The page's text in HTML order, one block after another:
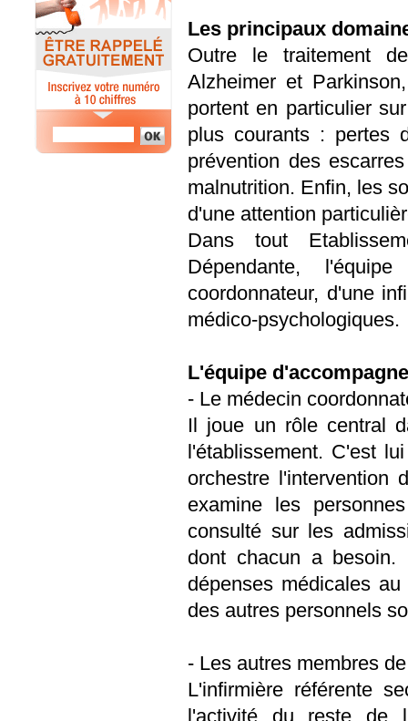
Les principaux
Outre le traitement
Alzheimer et
portent en particulier
plus courants : pertes
prévention des
malnutrition. Enfin, les
d'une attention
Dans tout
Dépendante,
coordonnateur, d'une
médico-psychologiques.
L'équipe
- Le médecin
Il joue un rôle central
l'établissement. C'est
orchestre l'intervention
examine les
consulté sur les
dont chacun a besoin.
dépenses médicales
des autres personnels
- Les autres membres
L'infirmière référente
l'activité du reste de